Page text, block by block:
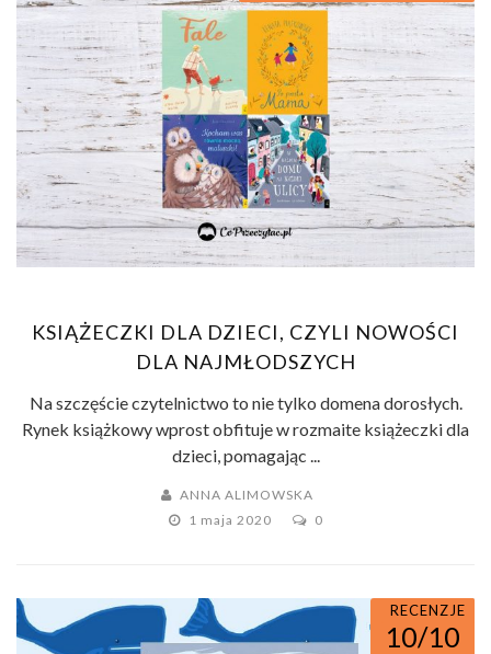
KSIĄŻECZKI DLA DZIECI, CZYLI NOWOŚCI
DLA NAJMŁODSZYCH
Na szczęście czytelnictwo to nie tylko domena dorosłych.
Rynek książkowy wprost obfituje w rozmaite książeczki dla
dzieci, pomagając ...
ANNA ALIMOWSKA
1 maja 2020
0
RECENZJE
10/10